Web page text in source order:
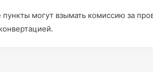
могут взымать комиссию за